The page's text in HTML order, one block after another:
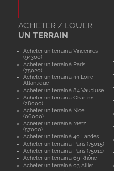
ACHETER / LOUER
UN TERRAIN
Acheter un terrain à Vincennes
(94300)
Acheter un terrain à Paris
(75020)
Acheter un terrain à 44 Loire-
Atlantique
Acheter un terrain à 84 Vaucluse
Acheter un terrain à Chartres
(28000)
Acheter un terrain à Nice
(06000)
Acheter un terrain à Metz
(57000)
Acheter un terrain à 40 Landes
Acheter un terrain à Paris (75015)
Acheter un terrain à Paris (75011)
Acheter un terrain à 69 Rhône
Acheter un terrain à 03 Allier